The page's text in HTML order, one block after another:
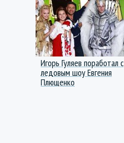
Игорь Гуляев поработал с
ледовым шоу Евгения
Плющенко